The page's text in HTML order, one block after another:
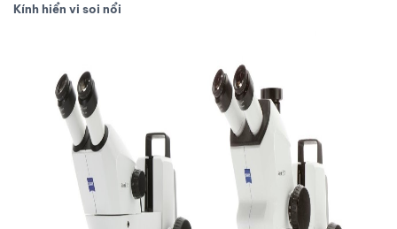
Kính hiển vi soi nổi